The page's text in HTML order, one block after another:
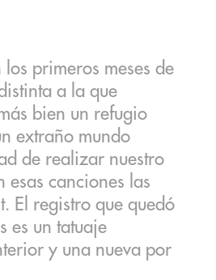
primeros meses de
a la que
bien un refugio
extraño mundo
de realizar nuestro
esas canciones las
El registro que quedó
es un tatuaje
y una nueva por